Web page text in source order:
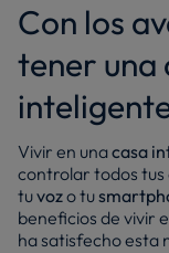
Con los
tener una
Vivir en unacasa
controlar todos
tuvozo tu
beneficios de vivir
ha satisfecho esta